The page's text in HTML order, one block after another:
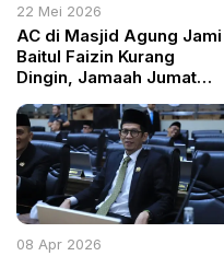
22 Mei 2026
AC di Masjid Agung Jami
Baitul Faizin Kurang
Dingin, Jamaah Jumat
08 Apr 2026